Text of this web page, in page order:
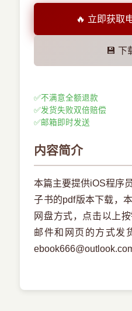
🔥 立即获取
💾 下
✅不满意全额退款
✅发货失败双倍赔偿
✅邮箱即时发送
内容简介
本篇主要提供iOS程序
子书的pdf版本下载，
网盘方式，点击以上
邮件和网页的方式发